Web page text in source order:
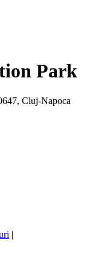
Park
Cluj-Napoca
|